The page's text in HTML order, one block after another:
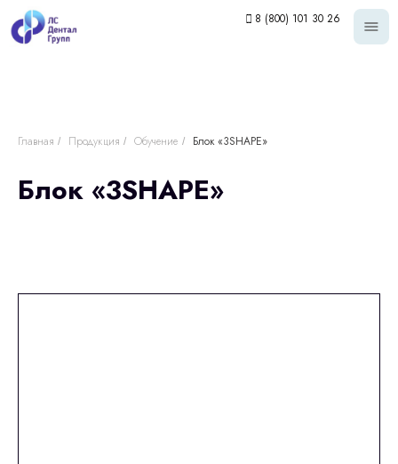
8 (800) 101 30 26
Главная / Продукция / Обучение / Блок «3SHAPE»
Блок «3SHAPE»